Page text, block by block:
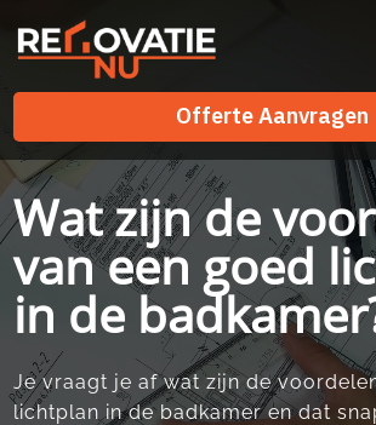
Offerte Aanvragen
Offerte Aanvragen
Wat zijn de
van een goed
in de
Je vraagt je af wat zijn de
lichtplan in de badkamer en dat